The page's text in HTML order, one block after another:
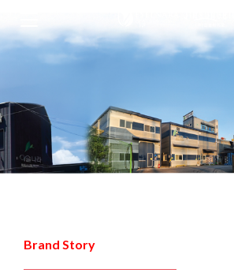
Brand Story